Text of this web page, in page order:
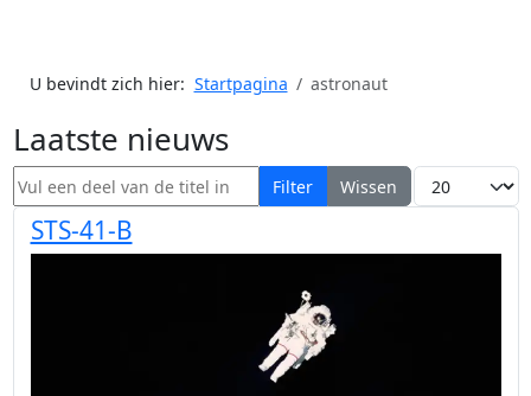
U bevindt zich hier: Startpagina astronaut
Laatste nieuws
Vul een deel van de titel in Filter Wissen Toon #
STS-41-B